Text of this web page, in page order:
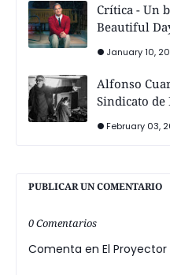
Crítica - Un
Beautiful
January 10,
Alfonso
Sindicato de
February 03,
PUBLICAR UN COMENTARIO
0 Comentarios
Comenta en El Proyector